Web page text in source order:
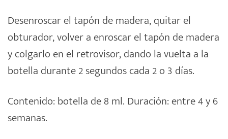
Desenroscar el tapón de madera, quitar el
obturador, volver a enroscar el tapón de madera
y colgarlo en el retrovisor, dando la vuelta a la
botella durante 2 segundos cada 2 o 3 días.
Contenido: botella de 8 ml. Duración: entre 4 y 6
semanas.